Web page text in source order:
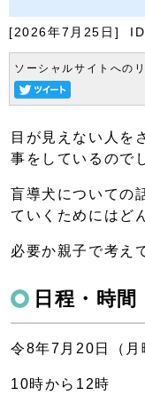
[2026年7月25日]
ソーシャルサイトへの
目が見えない人を
事をしているので
盲導犬についての
ていくためにはど
必要か親子で考え
日程・時間
令8年7月20日（月
10時から12時